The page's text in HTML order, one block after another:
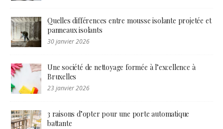
Quelles différences entre mousse isolante projetée et
panneaux isolants
30 janvier 2026
Une société de nettoyage formée à l’excellence à
Bruxelles
23 janvier 2026
3 raisons d’opter pour une porte automatique
battante